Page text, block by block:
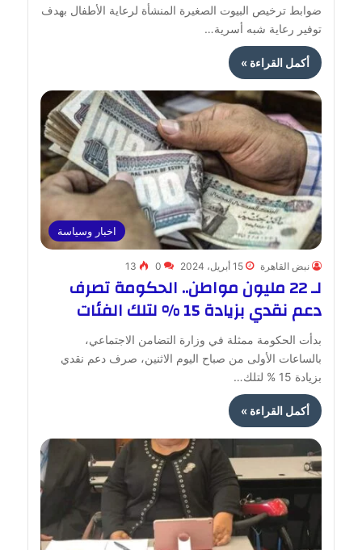
ضوابط ترخيص البيوت الصغيرة المنشأة لرعاية الأطفال بهدف
توفير رعاية شبه أسرية…
أكمل القراءة »
اخبار وسياسة
نبض القاهرة 15 أبريل، 2024 0
13
لـ 22 مليون مواطن.. الحكومة تصرف
دعم نقدي بزيادة 15 % لتلك الفئات
بدأت الحكومة ممثلة في وزارة التضامن الاجتماعي،
بالساعات الأولى من صباح اليوم الاثنين، صرف دعم نقدي
بزيادة 15 % لتلك…
أكمل القراءة »